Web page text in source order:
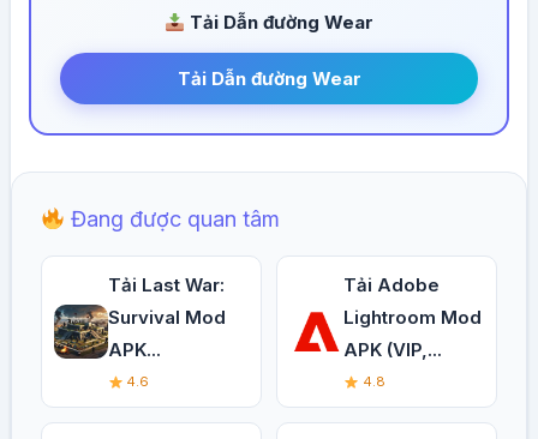
Tải Dẫn đường Wear
Tải Dẫn đường Wear
Đang được quan tâm
Tải Last War:
Survival Mod
APK...
4.6
Tải Adobe
Lightroom Mod
APK (VIP,...
4.8